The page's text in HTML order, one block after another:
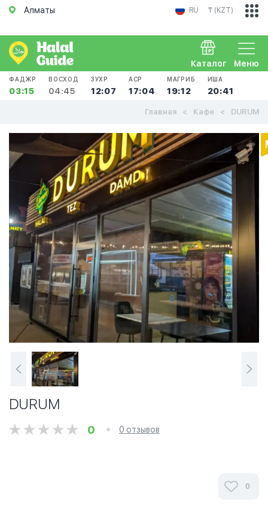
Алматы RU ₸ (KZT)
Меню
Каталог
ФАДЖР
03:15
ВОСХОД
04:45
ЗУХР
12:07
АСР
17:04
МАГРИБ
19:12
ИША
20:41
Главная Кафе DURUM
DURUM
0 0 отзывов
0